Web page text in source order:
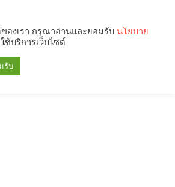
องเรา กรุณาอ่านและยอมรับ นโยบาย
ช้บริการเว็บไซต์
รับ